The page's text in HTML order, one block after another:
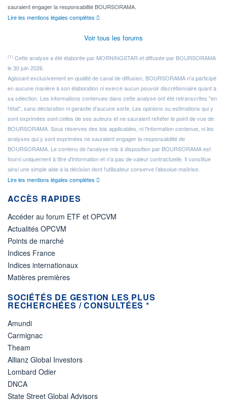
sauraient engager la responsabilité BOURSORAMA.
Lire les mentions légales complètes
Voir tous les forums
(1) Cette analyse a été élaborée par MORNINGSTAR et diffusée par BOURSORAMA
le 30 juin 2026.
Agissant exclusivement en qualité de canal de diffusion, BOURSORAMA n'a participé
en aucune manière à son élaboration ni exercé aucun pouvoir discrétionnaire quant à
sa sélection. Les informations contenues dans cette analyse ont été retranscrites "en
l'état", sans déclaration ni garantie d'aucune sorte. Les opinions ou estimations qui y
sont exprimées sont celles de ses auteurs et ne sauraient refléter le point de vue de
BOURSORAMA. Sous réserves des lois applicables, ni l'information contenue, ni les
analyses qui y sont exprimées ne sauraient engager la responsabilité de
BOURSORAMA. Le contenu de l'analyse mis à disposition par BOURSORAMA est
fourni uniquement à titre d'information et n'a pas de valeur contractuelle. Il constitue
ainsi une simple aide à la décision dont l'utilisateur conserve l'absolue maîtrise.
Lire les mentions légales complètes
ACCÈS RAPIDES
Accéder au forum ETF et OPCVM
Actualités OPCVM
Points de marché
Indices France
Indices internationaux
Matières premières
SOCIÉTÉS DE GESTION LES PLUS
RECHERCHÉES / CONSULTÉES *
Amundi
Carmignac
Theam
Allianz Global Investors
Lombard Odier
DNCA
State Street Global Advisors